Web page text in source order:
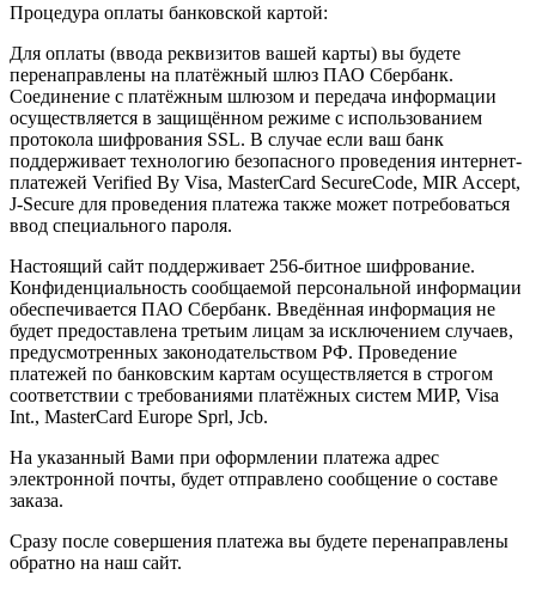
Процедура оплаты банковской картой:
Для оплаты (ввода реквизитов вашей карты) вы будете
перенаправлены на платёжный шлюз ПАО Сбербанк.
Соединение с платёжным шлюзом и передача информации
осуществляется в защищённом режиме с использованием
протокола шифрования SSL. В случае если ваш банк
поддерживает технологию безопасного проведения интернет-
платежей Verified By Visa, MasterCard SecureCode, MIR Accept,
J-Secure для проведения платежа также может потребоваться
ввод специального пароля.
Настоящий сайт поддерживает 256-битное шифрование.
Конфиденциальность сообщаемой персональной информации
обеспечивается ПАО Сбербанк. Введённая информация не
будет предоставлена третьим лицам за исключением случаев,
предусмотренных законодательством РФ. Проведение
платежей по банковским картам осуществляется в строгом
соответствии с требованиями платёжных систем МИР, Visa
Int., MasterCard Europe Sprl, Jcb.
На указанный Вами при оформлении платежа адрес
электронной почты, будет отправлено сообщение о составе
заказа.
Сразу после совершения платежа вы будете перенаправлены
обратно на наш сайт.